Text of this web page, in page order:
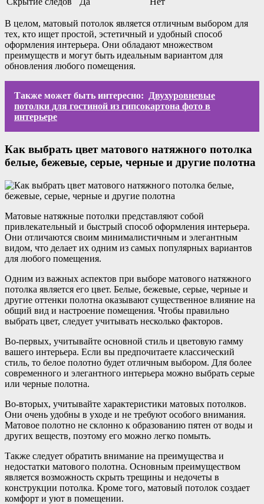
В целом, матовый потолок является отличным выбором для
тех, кто ищет простой, эстетичный и удобный способ
оформления интерьера. Они обладают множеством
преимуществ и могут быть идеальным вариантом для
обновления любого помещения.
Также может быть интересно:
Двухуровневые
потолки для гостиной из гипсокартона фото в
интерьере
Как выбрать цвет матового натяжного потолка
белые, бежевые, серые, черные и другие полотна
Матовые натяжные потолки представляют собой
привлекательный и быстрый способ оформления интерьера.
Они отличаются своим минималистичным и элегантным
видом, что делает их одним из самых популярных вариантов
для любого помещения.
Одним из важных аспектов при выборе матового натяжного
потолка является его цвет. Белые, бежевые, серые, черные и
другие оттенки полотна оказывают существенное влияние на
общий вид и настроение помещения. Чтобы правильно
выбрать цвет, следует учитывать несколько факторов.
Во-первых, учитывайте основной стиль и цветовую гамму
вашего интерьера. Если вы предпочитаете классический
стиль, то белое полотно будет отличным выбором. Для более
современного и элегантного интерьера можно выбрать серые
или черные полотна.
Во-вторых, учитывайте характеристики матовых потолков.
Они очень удобны в уходе и не требуют особого внимания.
Матовое полотно не склонно к образованию пятен от воды и
других веществ, поэтому его можно легко помыть.
Также следует обратить внимание на преимущества и
недостатки матового полотна. Основным преимуществом
является возможность скрыть трещины и недочеты в
конструкции потолка. Кроме того, матовый потолок создает
комфорт и уют в помещении.